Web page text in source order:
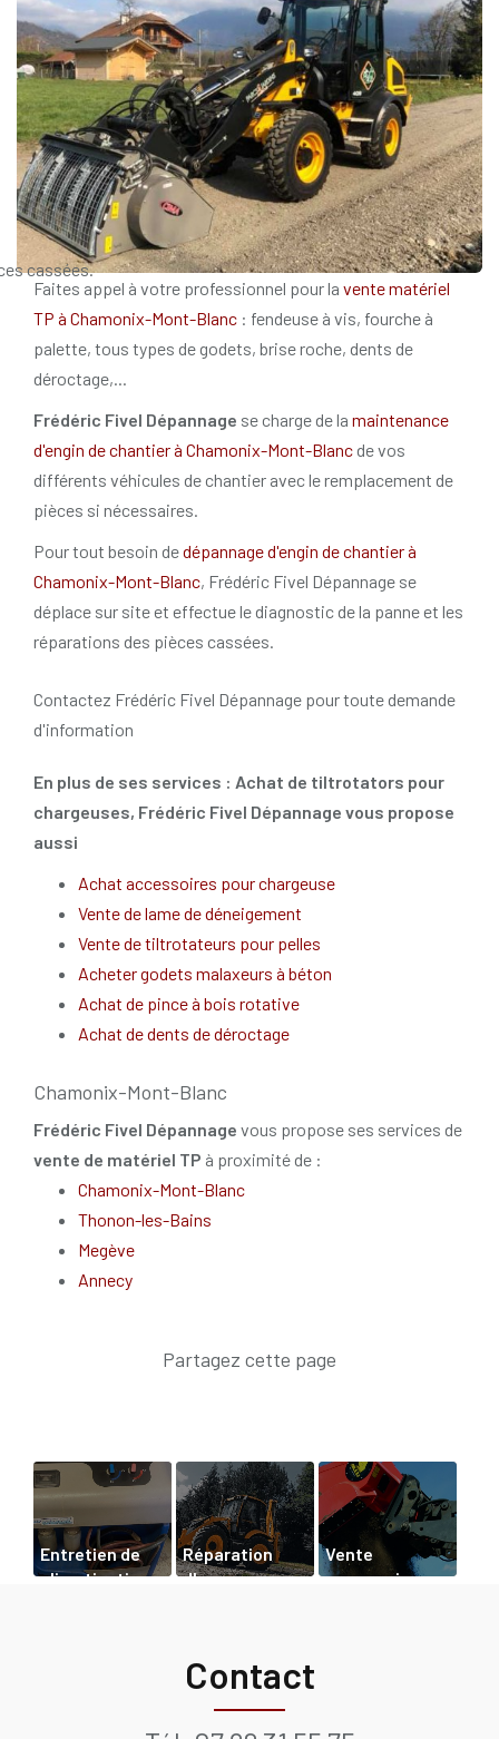
Faites appel à votre professionnel pour la vente matériel
TP à Chamonix-Mont-Blanc : fendeuse à vis, fourche à
palette, tous types de godets, brise roche, dents de
déroctage,...
Frédéric Fivel Dépannage se charge de la maintenance
d'engin de chantier à Chamonix-Mont-Blanc de vos
différents véhicules de chantier avec le remplacement de
pièces si nécessaires.
Pour tout besoin dedépannage d'engin de chantier à
Chamonix-Mont-Blanc, Frédéric Fivel Dépannage se
déplace sur site et effectue le diagnostic de la panne et les
réparations des pièces cassées.
cassées.
Contactez Frédéric Fivel Dépannage pour toute demande
d'information
En plus de ses services : Achat de tiltrotators pour
chargeuses, Frédéric Fivel Dépannage vous propose
aussi
Achat accessoires pour chargeuse
Vente de lame de déneigement
Vente de tiltrotateurs pour pelles
Acheter godets malaxeurs à béton
Achat de pince à bois rotative
Achat de dents de déroctage
Chamonix-Mont-Blanc
Frédéric Fivel Dépannage vous propose ses services de
vente de matériel TP à proximité de :
Chamonix-Mont-Blanc
Thonon-les-Bains
Megève
Annecy
Entretien de
climatisation
Réparation
d'un
Vente
accessoires
Contact